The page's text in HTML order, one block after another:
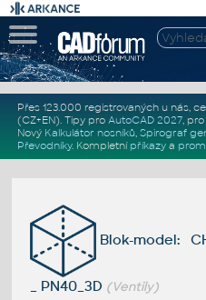
Přes 123.000 registrovaných u nás,
(CZ+EN). Tipy pro AutoCAD 2027, pro
Nový Kalkulátor nosníků, Spirograf
Převodníky. Kompletní příkazya
Blok-model:
_ PN40_3D (Ventily)